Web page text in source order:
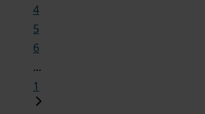
4
5
6
...
1